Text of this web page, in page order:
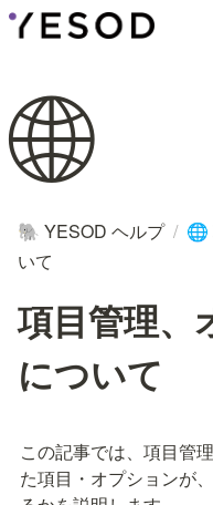
🌐
🐘 YESOD ヘルプ / 🌐
いて
項目管理、
について
この記事では、項目管
た項目・オプションが